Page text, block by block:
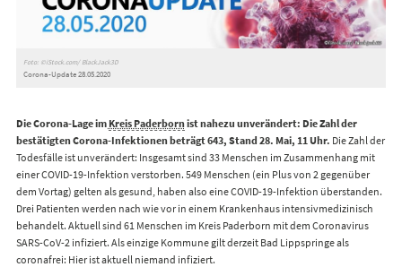
Foto: ©iStock.com/ BlackJack3D
Corona-Update 28.05.2020
Die Corona-Lage im Kreis Paderbornist nahezu unverändert: Die Zahl der
bestätigten Corona-Infektionen beträgt 643, Stand 28. Mai, 11 Uhr. Die Zahl der
Todesfälle ist unverändert: Insgesamt sind 33 Menschen im Zusammenhang mit
einer COVID-19-Infektion verstorben. 549 Menschen (ein Plus von 2 gegenüber
dem Vortag) gelten als gesund, haben also eine COVID-19-Infektion überstanden.
Drei Patienten werden nach wie vor in einem Krankenhaus intensivmedizinisch
behandelt. Aktuell sind 61 Menschen im Kreis Paderborn mit dem Coronavirus
SARS-CoV-2 infiziert. Als einzige Kommune gilt derzeit Bad Lippspringe als
coronafrei: Hier ist aktuell niemand infiziert.